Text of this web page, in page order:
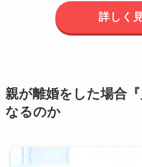
詳しく
親が離婚をした場合
なるのか